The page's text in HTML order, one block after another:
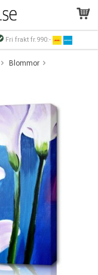
Fri frakt fr.990:-
Blommor